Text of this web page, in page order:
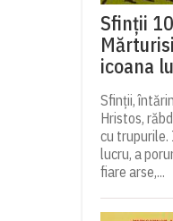
Sfinții
icoana
Sfinții,
Hristos,
cu trupurile.
lucru, a
fiare arse,...